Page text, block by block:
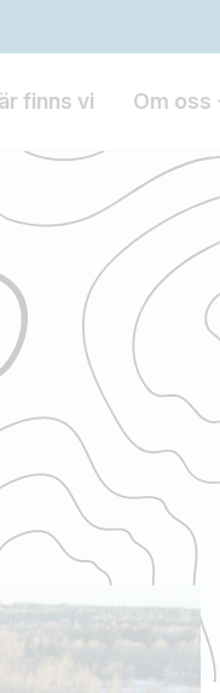
finns vi Om oss